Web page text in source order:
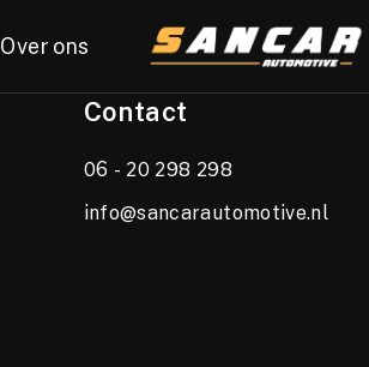
Over ons
Contact
06 - 20 298 298
info@sancarautomotive.nl